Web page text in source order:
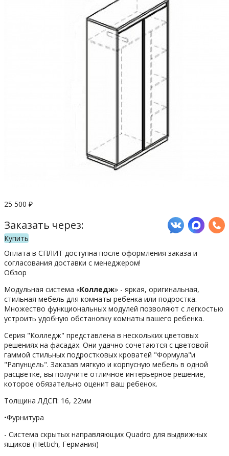
25 500 ₽
Заказать через:
Купить
Оплата в СПЛИТ доступна после оформления заказа и
согласования доставки с менеджером!
Обзор
Модульная система «Колледж» - яркая, оригинальная,
стильная мебель для комнаты ребенка или подростка.
Множество функциональных модулей позволяют с легкостью
устроить удобную обстановку комнаты вашего ребенка.
Серия "Колледж" представлена в нескольких цветовых
решениях на фасадах. Они удачно сочетаются с цветовой
гаммой стильных подростковых кроватей "Формула"и
"Рапунцель". Заказав мягкую и корпусную мебель в одной
расцветке, вы получите отличное интерьерное решение,
которое обязательно оценит ваш ребенок.
Толщина ЛДСП: 16, 22мм
•Фурнитура
- Система скрытых направляющих Quadro для выдвижных
ящиков (Hettich, Германия)